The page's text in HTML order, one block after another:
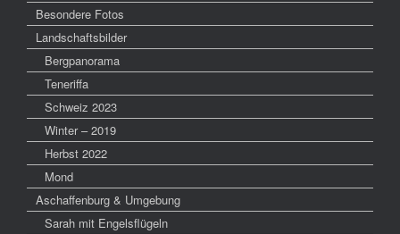
Besondere Fotos
Landschaftsbilder
Bergpanorama
Teneriffa
Schweiz 2023
Winter – 2019
Herbst 2022
Mond
Aschaffenburg & Umgebung
Sarah mit Engelsflügeln